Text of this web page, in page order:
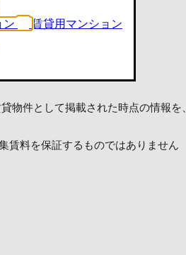
）
物件として掲載された時点の情報
賃料を保証するものではありません
ン
賃貸用マンション